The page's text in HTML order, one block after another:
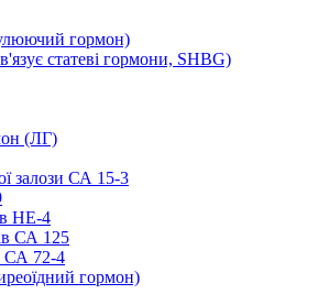
гормон)
статеві гормони, SHBG)
(ЛГ)
залози СА 15-3
НЕ-4
СА 125
СА 72-4
гормон)